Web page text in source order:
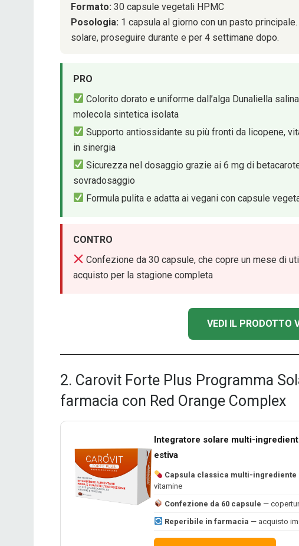
Formato: 30 capsule vegetali HPMC
Posologia: 1 capsula al giorno con un pasto
solare, proseguire durante e per 4 settimane dopo.
PRO
Colorito dorato e uniforme dall’alga Dunaliella
molecola sintetica isolata
Supporto antiossidante su più fronti da licopene,
in sinergia
Sicurezza nel dosaggio grazie ai 6 mg di
sovradosaggio
Formula pulita e adatta ai vegani con capsule
CONTRO
Confezione da 30 capsule, che copre un mese di
acquisto per la stagione completa
VEDI IL PRODOTTO
2. Carovit Forte Plus Programma
farmacia con Red Orange Complex
Integratore solare multi-
estiva
Capsula classica multi-ingrediente
vitamine
Confezione da 60 capsule —
Reperibile in farmacia — acquisto